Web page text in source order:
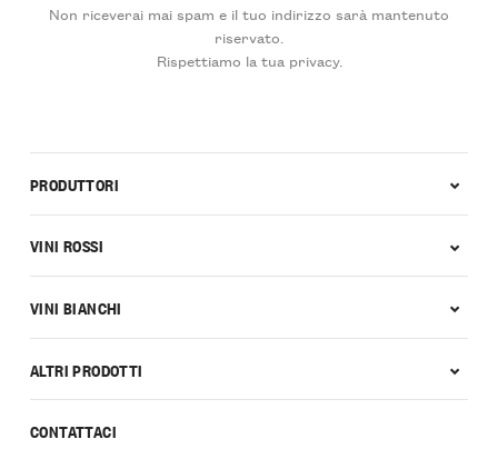
Non riceverai mai spam e il tuo indirizzo sarà mantenuto
riservato.
Rispettiamo la tua privacy.
CONTATTACI
PRODUTTORI
VINI ROSSI
VINI BIANCHI
ALTRI PRODOTTI